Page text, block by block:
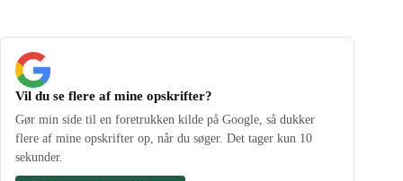
Vil du se flere af mine opskrifter?
Gør min side til en foretrukken kilde på Google, så dukker
flere af mine opskrifter op, når du søger. Det tager kun 10
sekunder.